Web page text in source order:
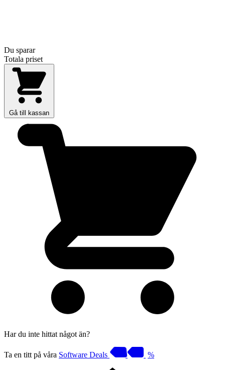
Du sparar
Totala priset
Gå till kassan
Har du inte hittat något än?
Ta en titt på våra Software Deals %